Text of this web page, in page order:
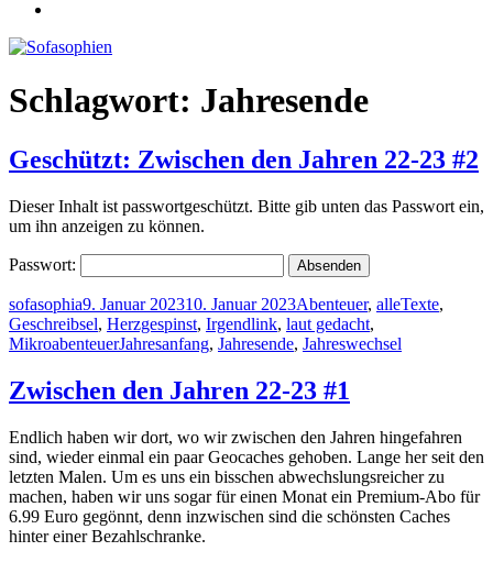
Schlagwort: Jahresende
Geschützt: Zwischen den Jahren 22-23 #2
Dieser Inhalt ist passwortgeschützt. Bitte gib unten das Passwort ein,
um ihn anzeigen zu können.
Passwort:
Autor
sofasophiaVeröffentlicht
am
9. Januar 202310. Januar 2023Kategorien
Abenteuer, alleTexte,
Geschreibsel, Herzgespinst, Irgendlink, laut gedacht,
MikroabenteuerSchlagwörter
Jahresanfang, Jahresende, Jahreswechsel
Zwischen den Jahren 22-23 #1
Endlich haben wir dort, wo wir zwischen den Jahren hingefahren
sind, wieder einmal ein paar Geocaches gehoben. Lange her seit den
letzten Malen. Um es uns ein bisschen abwechslungsreicher zu
machen, haben wir uns sogar für einen Monat ein Premium-Abo für
6.99 Euro gegönnt, denn inzwischen sind die schönsten Caches
hinter einer Bezahlschranke.